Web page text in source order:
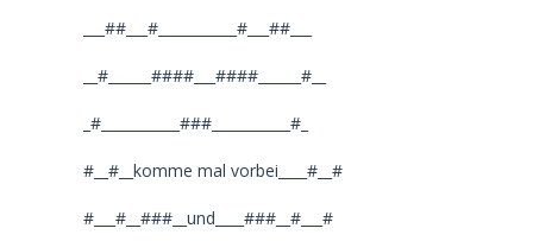
___##___#___________#___##___
__#______####___####______#__
_#___________###___________#_
#__#__komme mal vorbei____#__#
#___#__###__und____###__#___#